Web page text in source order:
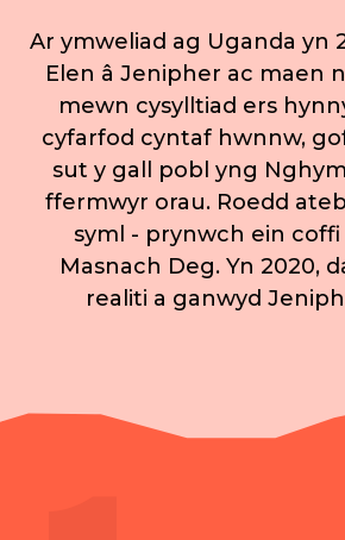
Ar ymweliad ag Uganda yn
Elen â Jenipher ac maen
mewn cysylltiad ers
cyfarfod cyntaf hwnnw,
sut y gall pobl yng
ffermwyr orau. Roedd
syml - prynwch ein coffi
Masnach Deg. Yn 2020,
realiti a ganwyd